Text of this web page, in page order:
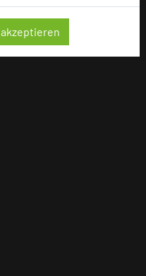
Alle akzeptieren